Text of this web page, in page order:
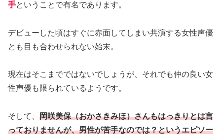
手ということで有名であります。
デビューした頃はすぐに赤面してしまい共演する女性声優
とも目も合わせられない始末。
現在はそこまでではないでしょうが、それでも仲の良い女
性声優も限られているようです。
そして、 岡咲美保（おかさきみほ）さんもはっきりとは言
っておりませんが、男性が苦手なのでは？というエピソー